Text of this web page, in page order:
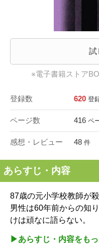
試
※電子書籍ストア
登録数 620 登
ページ数 416 ペ
感想・レビュー 48 件
あらすじ・内容
87歳の元小学校教師が
男性は60年前からの知
けは頑なに語らない。
▶︎あらすじ・内容をも